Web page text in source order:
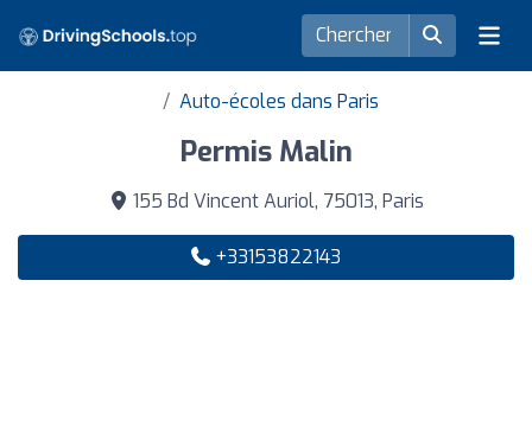
Auto-écoles dans Paris
Permis Malin
155 Bd Vincent Auriol, 75013, Paris
+33153822143